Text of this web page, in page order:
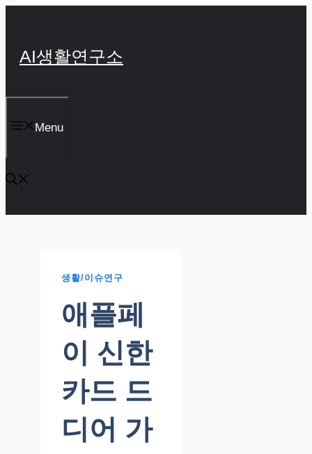
기
AI생활연구소
Menu
생활/이슈연구
애플페
이 신한
카드 드
디어 가